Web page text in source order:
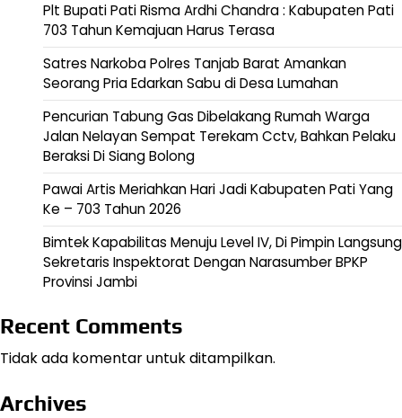
Plt Bupati Pati Risma Ardhi Chandra : Kabupaten Pati
703 Tahun Kemajuan Harus Terasa
Satres Narkoba Polres Tanjab Barat Amankan
Seorang Pria Edarkan Sabu di Desa Lumahan
Pencurian Tabung Gas Dibelakang Rumah Warga
Jalan Nelayan Sempat Terekam Cctv, Bahkan Pelaku
Beraksi Di Siang Bolong
Pawai Artis Meriahkan Hari Jadi Kabupaten Pati Yang
Ke – 703 Tahun 2026
Bimtek Kapabilitas Menuju Level IV, Di Pimpin Langsung
Sekretaris Inspektorat Dengan Narasumber BPKP
Provinsi Jambi
Recent Comments
Tidak ada komentar untuk ditampilkan.
Archives